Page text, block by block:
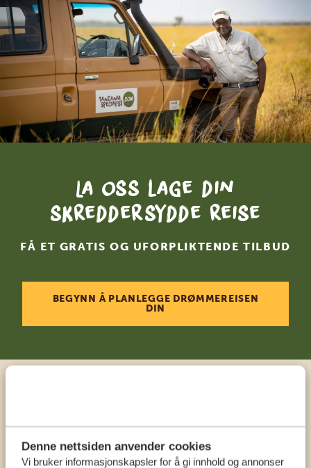
Denne nettsiden anvender cookies
Vi bruker informasjonskapsler for å gi innhold og annonser
La oss lage din
skreddersydde reise
FÅ ET GRATIS OG UFORPLIKTENDE TILBUD
BEGYNN Å PLANLEGGE DRØMMEREISEN
DIN
DEG